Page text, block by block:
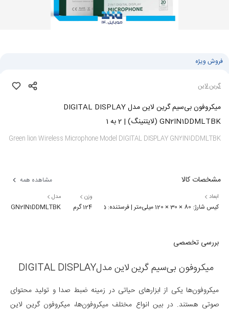
فروش ویژه
گرین لاین
میکروفون بی‌سیم گرین لاین مدل DIGITAL DISPLAY
GN2IN1DDMLTBK (لایتنینگ) | 2 به 1
Green lion Wireless Microphone Model DIGITAL DISPLAY GN2IN1DDMLTBK
مشخصات کالا مشاهده همه
ابعاد
کیس شارژ: 80 × 30 × 120 میلی‌متر | فرستنده: 45 × 17 × 15 میلی‌متر | گیرنده: 45 × 25 میلی‌متر
وزن
124 گرم
مدل
GN2IN1DDMLTBK
بررسی تخصصی
میکروفون بی‌سیم گرین لاین مدلDIGITAL DISPLAY
میکروفون‌ها یکی از ابزارهای حیاتی در زمینه ضبط صدا و تولید محتوای
صوتی هستند. در بین انواع مختلف میکروفون‌ها، میکروفون گرین لاین